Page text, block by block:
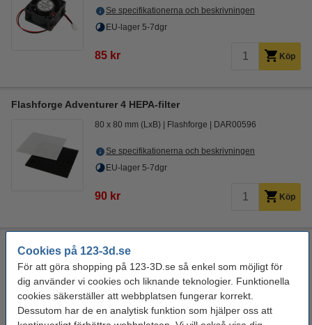
Cookies på 123-3d.se
För att göra shopping på 123-3D.se så enkel som möjligt för
dig använder vi cookies och liknande teknologier. Funktionella
cookies säkerställer att webbplatsen fungerar korrekt.
Dessutom har de en analytisk funktion som hjälper oss att
Se specifikationerna och beskrivningen
EU-lager 5-7dgr
85 kr Köp
Flashforge Adventurer 4 HEPA-filter
80 x 80 mm (LxB) Flashforge DAR00596
Se specifikationerna och beskrivningen
EU-lager 5-7dgr
90 kr Köp
Flashforge filamentspole (nr 1)
Flashforge DAR02713
Se specifikationerna och beskrivningen
EU-lager 5-7dgr